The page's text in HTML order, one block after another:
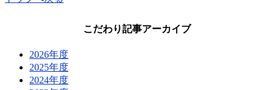
こだわり記事アーカイブ
2026年度
2025年度
2024年度